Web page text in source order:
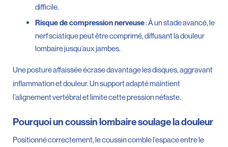
difficile.
Risque de compression nerveuse: À un stade avancé, le
nerf sciatique peut être comprimé, diffusant la douleur
lombaire jusqu’aux jambes.
Une posture affaissée écrase davantage les disques, aggravant
inflammation et douleur. Un support adapté maintient
l’alignement vertébral et limite cette pression néfaste.
Pourquoi un coussin lombaire soulage la douleur
Positionné correctement, le coussin comble l’espace entre le